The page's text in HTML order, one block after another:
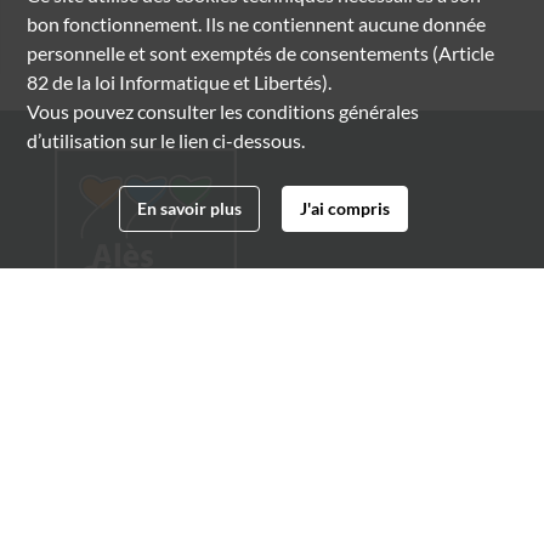
bon fonctionnement. Ils ne contiennent aucune donnée
personnelle et sont exemptés de consentements (Article
82 de la loi Informatique et Libertés).
Vous pouvez consulter les conditions générales
d’utilisation sur le lien ci-dessous.
En savoir plus J'ai compris